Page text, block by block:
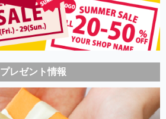
プレゼント情報